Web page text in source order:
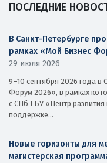
ПОСЛЕДНИЕ
В Санкт-Петербурге
рамках «Мой Бизнес
29 июля 2026
9–10 сентября 2026 года в
Форум 2026», в рамках
с СПб ГБУ «Центр
поддержке...
Новые горизонты для
магистерская